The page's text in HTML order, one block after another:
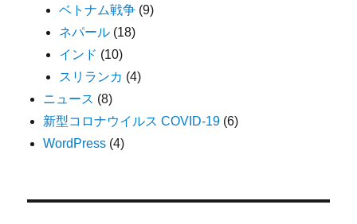
ベトナム戦争 (9)
ネパール (18)
インド (10)
スリランカ (4)
ニュース (8)
新型コロナウイルス COVID-19 (6)
WordPress (4)